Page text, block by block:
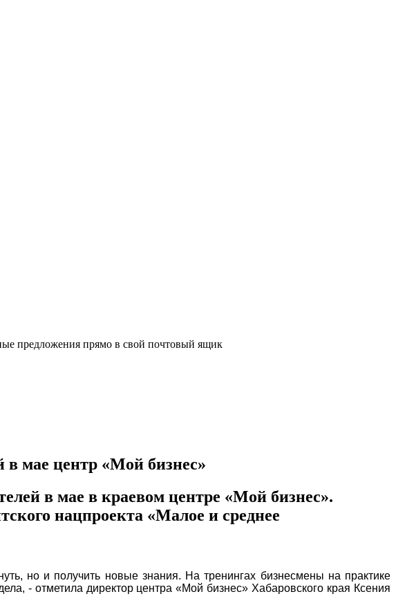
предложения прямо в свой почтовый ящик
мае центр «Мой бизнес»
в мае в краевом центре «Мой бизнес».
нацпроекта «Малое и среднее
но и получить новые знания. На тренингах бизнесмены на практике
- отметила директор центра «Мой бизнес» Хабаровского края Ксения